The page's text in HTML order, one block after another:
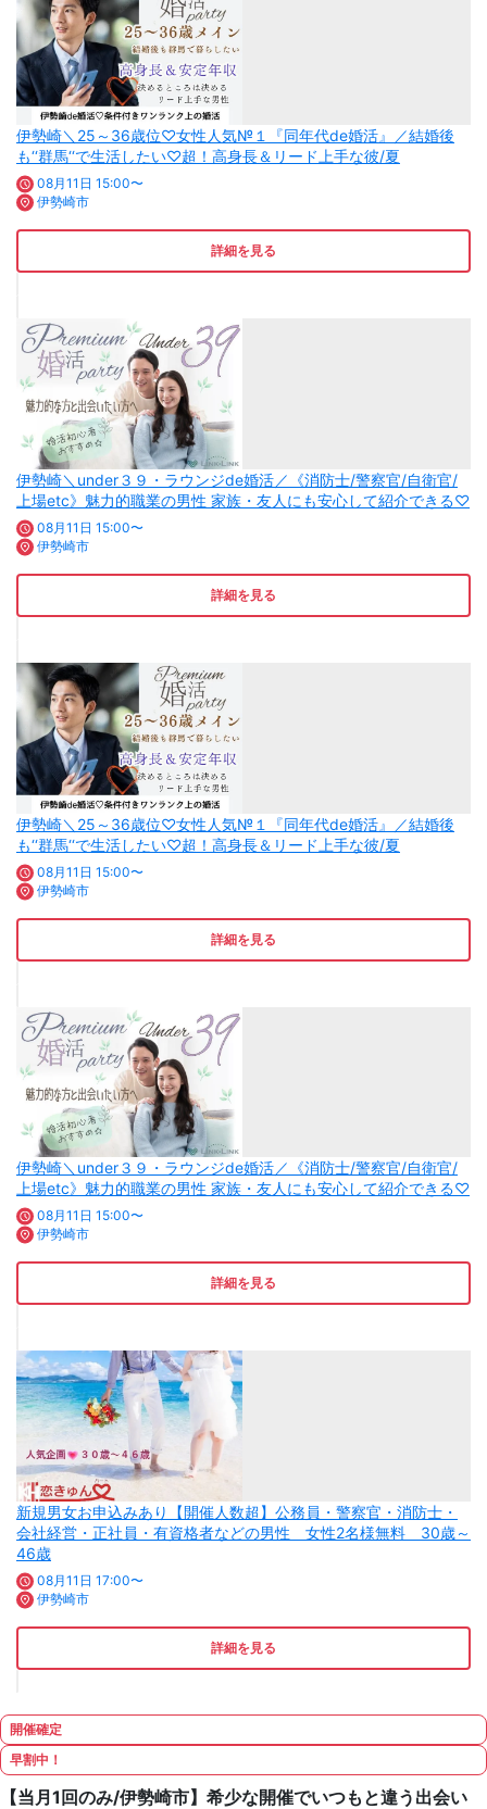
伊勢崎＼25～36歳位♡女性人気№１『同年代de婚活』／結婚後
も‘‘群馬‘‘で生活したい♡超！高身長＆リード上手な彼/夏
08月11日 15:00〜
伊勢崎市
詳細を見る
伊勢崎＼under３９・ラウンジde婚活／《消防士/警察官/自衛官/
上場etc》魅力的職業の男性 家族・友人にも安心して紹介できる♡
08月11日 15:00〜
伊勢崎市
詳細を見る
伊勢崎＼25～36歳位♡女性人気№１『同年代de婚活』／結婚後
も‘‘群馬‘‘で生活したい♡超！高身長＆リード上手な彼/夏
08月11日 15:00〜
伊勢崎市
詳細を見る
伊勢崎＼under３９・ラウンジde婚活／《消防士/警察官/自衛官/
上場etc》魅力的職業の男性 家族・友人にも安心して紹介できる♡
08月11日 15:00〜
伊勢崎市
詳細を見る
新規男女お申込みあり【開催人数超】公務員・警察官・消防士・
会社経営・正社員・有資格者などの男性 女性2名様無料 30歳～
46歳
08月11日 17:00〜
伊勢崎市
詳細を見る
開催確定
早割中！
【当月1回のみ/伊勢崎市】希少な開催でいつもと違う出会い